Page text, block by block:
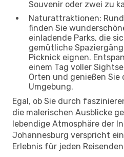
Souvenir oder zwei zu
Naturattraktionen:
finden Sie
einladende Parks, die
gemütliche
Picknick eignen.
einem Tag voller
Orten und genießen Sie
Umgebung.
Egal, ob Sie durch
die malerischen Ausblicke
lebendige Atmosphäre der
Johannesburg verspricht
Erlebnis für jeden